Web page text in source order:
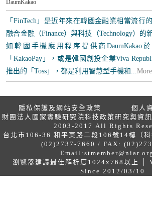
DaumKakao
「FinTech」是近年來在韓國金融業相當流行
融合金融（Finance）與科技（Technology）的
如韓國手機應用程序提供商DaumKakao
「KakaoPay」，或是韓國創投企業Viva
推出的「Toss」，都是利用智慧型手機和...More
隱私保護及網站安全政策
個人
財團法人國家實驗研究院科技政策研究與資
2003-2017 All Rights
台北市106-36 和平東路二段106號14樓（
(02)2737-7660 / FAX:
Email:
瀏覽器建議最佳解析度1024x768以上 │
Since 2012/03/10